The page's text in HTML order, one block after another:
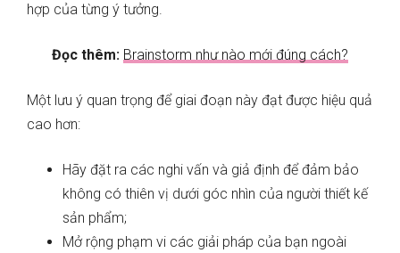
hợp của từng ý tưởng.
Đọc thêm: Brainstorm như nào mới đúng cách?
Một lưu ý quan trọng để giai đoạn này đạt được hiệu quả
cao hơn:
Hãy đặt ra các nghi vấn và giả định để đảm bảo
không có thiên vị dưới góc nhìn của người thiết kế
sản phẩm;
Mở rộng phạm vi các giải pháp của bạn ngoài